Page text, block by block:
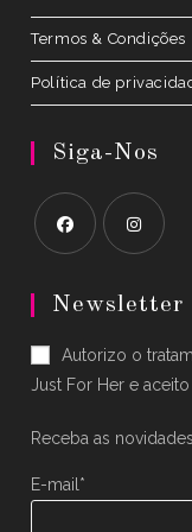
Termos & Condições
Política de
Siga-Nos
in
new
tab
in
new
tab
Newsletter
Autorizo o
Just For Her e aceito
Receba as
E-mail*